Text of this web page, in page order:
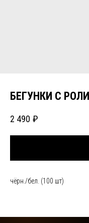
БЕГУНКИ С
2 490 ₽
чёрн./бел. (100 шт)